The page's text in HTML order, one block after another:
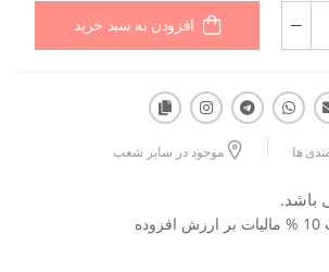
افزودن به سبد خرید
ها موجود در سایر شعب
باشد.
قیمت ها با احتساب 10 % مالیات بر ارزش افزوده